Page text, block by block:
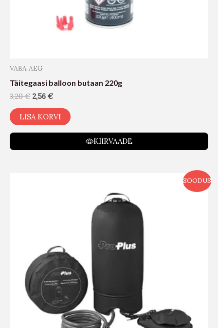
VABA AEG
Täitegaasi balloon butaan 220g
3,20€ 2,56 €
LISA KORVI
KIIRVAADE
SOODUS